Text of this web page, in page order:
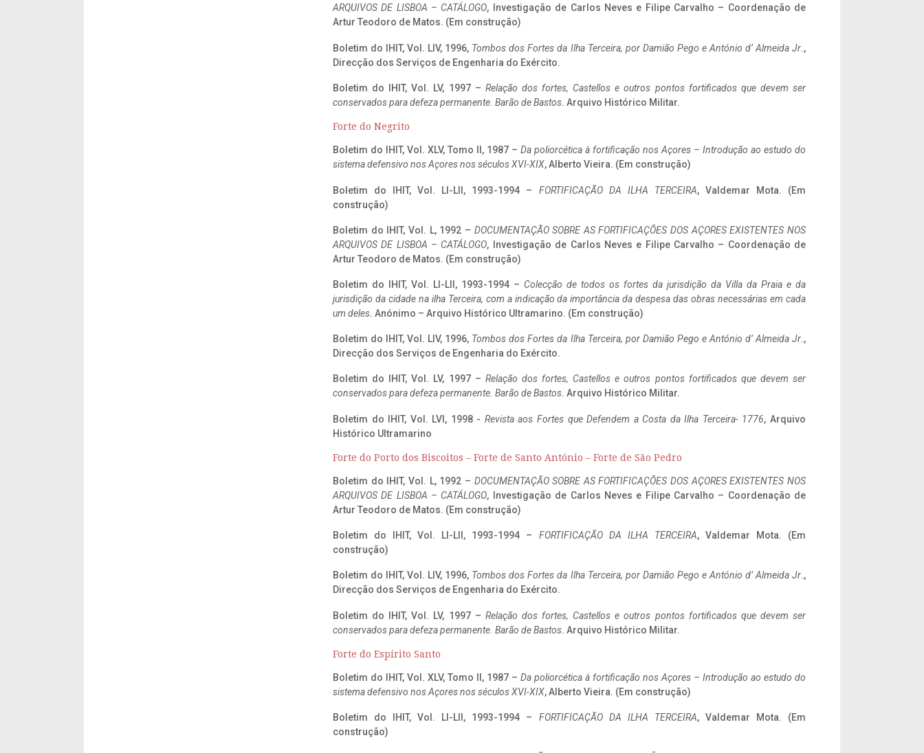
ARQUIVOS DE LISBOA – CATÁLOGO, Investigação de Carlos Neves e Filipe Carvalho – Coordenação de
Artur Teodoro de Matos. (Em construção)
Boletim do IHIT, Vol. LIV, 1996, Tombos dos Fortes da Ilha Terceira, por Damião Pego e António d’ Almeida Jr.,
Direcção dos Serviços de Engenharia do Exército.
Boletim do IHIT, Vol. LV, 1997 – Relação dos fortes, Castellos e outros pontos fortificados que devem ser
conservados para defeza permanente. Barão de Bastos. Arquivo Histórico Militar.
Forte do Negrito
Boletim do IHIT, Vol. XLV, Tomo II, 1987 – Da poliorcética à fortificação nos Açores – Introdução ao estudo do
sistema defensivo nos Açores nos séculos XVI-XIX, Alberto Vieira. (Em construção)
Boletim do IHIT, Vol. LI-LII, 1993-1994 – FORTIFICAÇÃO DA ILHA TERCEIRA, Valdemar Mota. (Em
construção)
Boletim do IHIT, Vol. L, 1992 – DOCUMENTAÇÃO SOBRE AS FORTIFICAÇÕES DOS AÇORES EXISTENTES NOS
ARQUIVOS DE LISBOA – CATÁLOGO, Investigação de Carlos Neves e Filipe Carvalho – Coordenação de
Artur Teodoro de Matos. (Em construção)
Boletim do IHIT, Vol. LI-LII, 1993-1994 – Colecção de todos os fortes da jurisdição da Villa da Praia e da
jurisdição da cidade na ilha Terceira, com a indicação da importância da despesa das obras necessárias em cada
um deles. Anónimo – Arquivo Histórico Ultramarino. (Em construção)
Boletim do IHIT, Vol. LIV, 1996, Tombos dos Fortes da Ilha Terceira, por Damião Pego e António d’ Almeida Jr.,
Direcção dos Serviços de Engenharia do Exército.
Boletim do IHIT, Vol. LV, 1997 – Relação dos fortes, Castellos e outros pontos fortificados que devem ser
conservados para defeza permanente. Barão de Bastos. Arquivo Histórico Militar.
Boletim do IHIT, Vol. LVI, 1998 - Revista aos Fortes que Defendem a Costa da Ilha Terceira- 1776, Arquivo
Histórico Ultramarino
Forte do Porto dos Biscoitos – Forte de Santo António – Forte de São Pedro
Boletim do IHIT, Vol. L, 1992 – DOCUMENTAÇÃO SOBRE AS FORTIFICAÇÕES DOS AÇORES EXISTENTES NOS
ARQUIVOS DE LISBOA – CATÁLOGO, Investigação de Carlos Neves e Filipe Carvalho – Coordenação de
Artur Teodoro de Matos. (Em construção)
Boletim do IHIT, Vol. LI-LII, 1993-1994 – FORTIFICAÇÃO DA ILHA TERCEIRA, Valdemar Mota. (Em
construção)
Boletim do IHIT, Vol. LIV, 1996, Tombos dos Fortes da Ilha Terceira, por Damião Pego e António d’ Almeida Jr.,
Direcção dos Serviços de Engenharia do Exército.
Boletim do IHIT, Vol. LV, 1997 – Relação dos fortes, Castellos e outros pontos fortificados que devem ser
conservados para defeza permanente. Barão de Bastos. Arquivo Histórico Militar.
Forte do Espírito Santo
Boletim do IHIT, Vol. XLV, Tomo II, 1987 – Da poliorcética à fortificação nos Açores – Introdução ao estudo do
sistema defensivo nos Açores nos séculos XVI-XIX, Alberto Vieira. (Em construção)
Boletim do IHIT, Vol. LI-LII, 1993-1994 – FORTIFICAÇÃO DA ILHA TERCEIRA, Valdemar Mota. (Em
construção)